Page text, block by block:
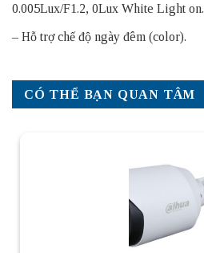
0.005Lux/F1.2, 0Lux White Light on.
– Hỗ trợ chế độ ngày đêm (color).
CÓ THỂ BẠN QUAN TÂM